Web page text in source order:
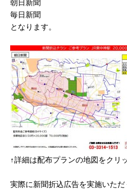
2024/09
2024/08
2024/06
2024/05
2024/04
2024/03
2024/02
2024/01
朝日新聞
毎日新聞
となります。
↑詳細は配布プランの地図をクリ
実際に新聞折込広告を実施いた